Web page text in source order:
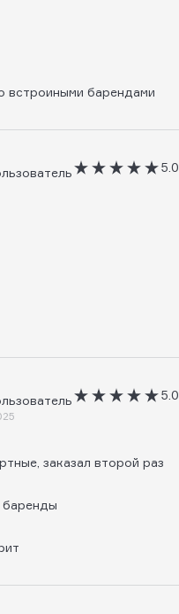
встроиными барендами
5.0
5.0
заказал второй раз